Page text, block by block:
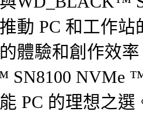
動 PC 和工作
體驗和創作效
NVMe
PC 的理想之選